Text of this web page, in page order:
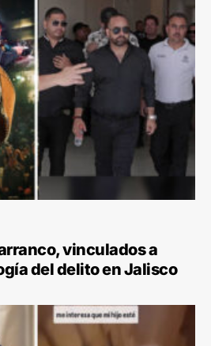
vinculados a
del delito en Jalisco